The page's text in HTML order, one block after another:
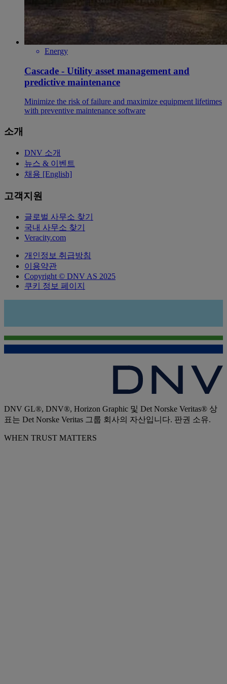
Energy
Cascade - Utility asset management and
predictive maintenance
Minimize the risk of failure and maximize equipment lifetimes
with preventive maintenance software
소개
DNV 소개
뉴스 & 이벤트
채용 [English]
고객지원
글로벌 사무소 찾기
국내 사무소 찾기
Veracity.com
개인정보 취급방침
이용약관
Copyright © DNV AS 2025
쿠키 정보 페이지
DNV GL®, DNV®, Horizon Graphic 및 Det Norske Veritas® 상
표는 Det Norske Veritas 그룹 회사의 자산입니다. 판권 소유.
WHEN TRUST MATTERS